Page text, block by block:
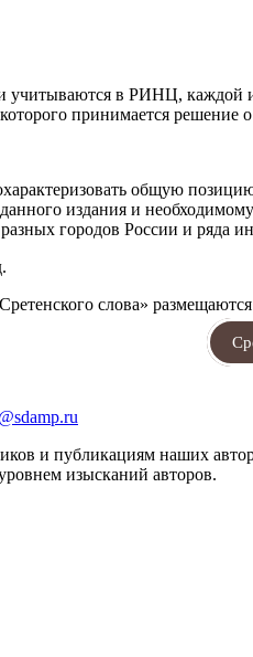
учитываются в РИНЦ,
принимается решение
общую
данного издания и
городов России и ряда
слова»
и публикациям наших
изысканий авторов.